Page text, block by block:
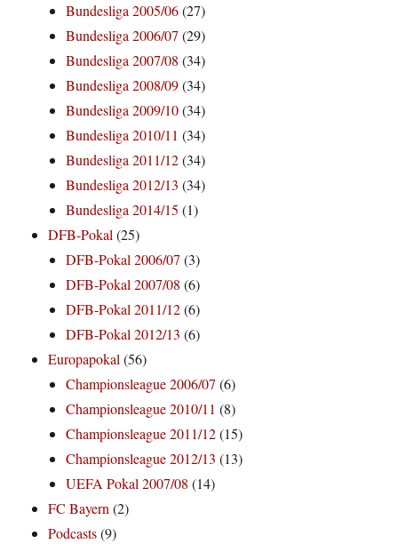
Bundesliga 2005/06(27)
Bundesliga 2006/07 (29)
Bundesliga 2007/08 (34)
Bundesliga 2008/09(34)
Bundesliga 2009/10(34)
Bundesliga 2010/11 (34)
Bundesliga 2011/12(34)
Bundesliga 2012/13 (34)
Bundesliga 2014/15 (1)
DFB-Pokal(25)
DFB-Pokal 2006/07 (3)
DFB-Pokal 2007/08 (6)
DFB-Pokal 2011/12(6)
DFB-Pokal 2012/13 (6)
Europapokal(56)
Championsleague 2006/07 (6)
Championsleague 2010/11 (8)
Championsleague 2011/12(15)
Championsleague 2012/13 (13)
UEFA Pokal 2007/08 (14)
FC Bayern(2)
Podcasts(9)